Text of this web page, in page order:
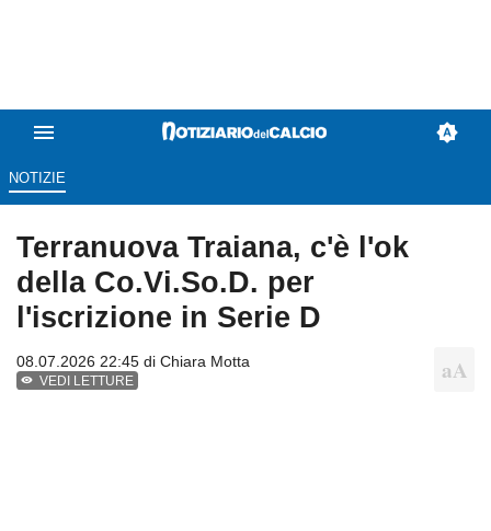
NOTIZIE
Terranuova Traiana, c'è l'ok
della Co.Vi.So.D. per
l'iscrizione in Serie D
08.07.2026 22:45 di Chiara Motta
VEDI LETTURE